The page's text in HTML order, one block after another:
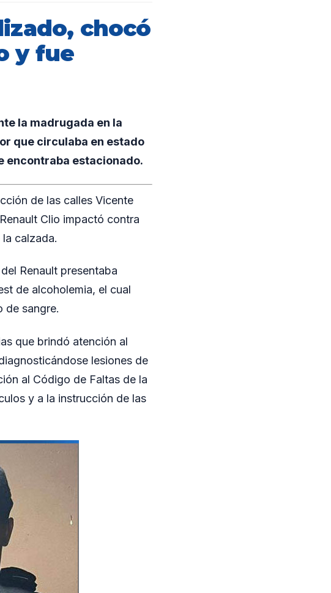
chocó
y fue
la madrugada en la
que circulaba en estado
encontraba estacionado.
de las calles Vicente
Clio impactó contra
calzada.
Renault presentaba
de alcoholemia, el cual
de sangre.
que brindó atención al
lesiones de
al Código de Faltas de la
y a la instrucción de las